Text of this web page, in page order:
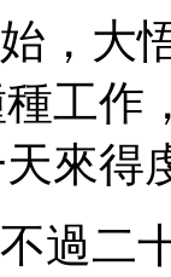
，大
工作
來得
過二